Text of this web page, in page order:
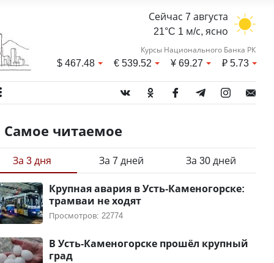
Сейчас 7 августа
21°C 1 м/с, ясно
Курсы Национального Банка РК
$467.48 €539.52 ¥69.27 ₽5.73
Самое читаемое
За 3 дня За 7 дней За 30 дней
Крупная авария в Усть-Каменогорске:
трамваи не ходят
Просмотров: 22774
В Усть-Каменогорске прошёл крупный
град